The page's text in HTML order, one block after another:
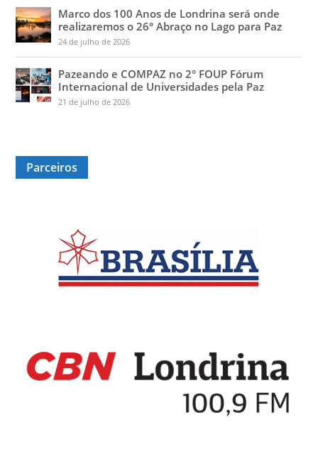
Marco dos 100 Anos de Londrina será onde
realizaremos o 26° Abraço no Lago para Paz
24 de julho de 2026
Pazeando e COMPAZ no 2° FOUP Fórum
Internacional de Universidades pela Paz
21 de julho de 2026
Parceiros